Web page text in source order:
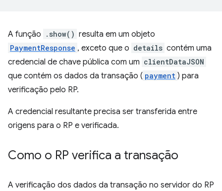
A função .show() resulta em um objeto
PaymentResponse , exceto que o details contém uma
credencial de chave pública com um clientDataJSON
que contém os dados da transação ( payment ) para
verificação pelo RP.
A credencial resultante precisa ser transferida entre
origens para o RP e verificada.
Como o RP verifica a transação
A verificação dos dados da transação no servidor do RP